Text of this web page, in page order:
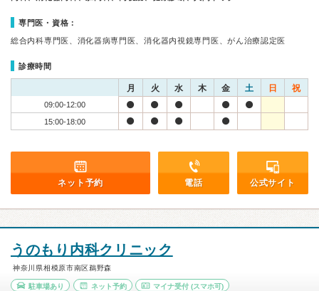
専門医・資格：
総合内科専門医、消化器病専門医、消化器内視鏡専門医、がん治療認定医
診療時間
月 火 水 木 金 土 日 祝
09:00-12:00
15:00-18:00
ネット予約 電話 公式サイト
うのもり内科クリニック
神奈川県相模原市南区鵜野森
駐車場あり ネット予約 マイナ受付 (スマホ可)